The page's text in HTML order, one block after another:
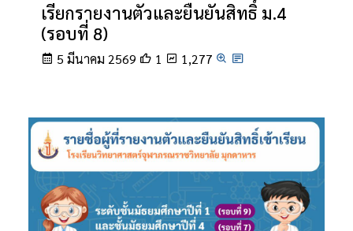
เรียกรายงานตัวและยืนยันสิทธิ์ ม.4
(รอบที่ 8)
5 มีนาคม 2569 1 1,277